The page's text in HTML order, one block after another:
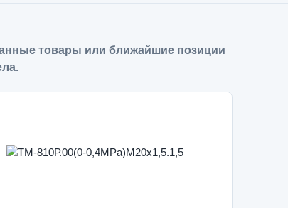
товары или ближайшие позиции